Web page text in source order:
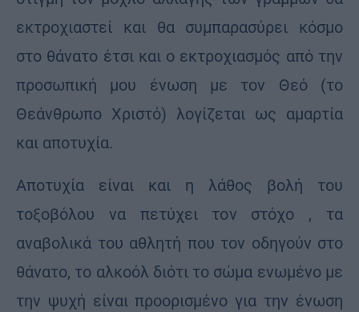
εκτροχιαστεί και θα συμπαρασύρει κόσμο
στο θάνατο έτσι και ο εκτροχιασμός από την
προσωπική μου ένωση με τον Θεό (το
Θεάνθρωπο Χριστό) λογίζεται ως αμαρτία
και αποτυχία.
Αποτυχία είναι και η λάθος βολή του
τοξοβόλου να πετύχει τον στόχο , τα
αναβολικά του αθλητή που τον οδηγούν στο
θάνατο, το αλκοόλ διότι το σώμα ενωμένο με
την ψυχή είναι προορισμένο για την ένωση